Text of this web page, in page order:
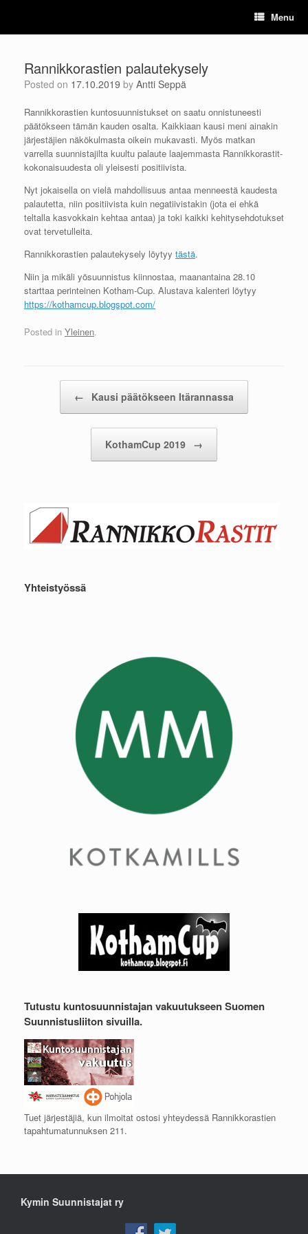
content
Menu
Rannikkorastien palautekysely
Posted on 17.10.2019 by Antti Seppä
Rannikkorastien kuntosuunnistukset on saatu onnistuneesti
päätökseen tämän kauden osalta. Kaikkiaan kausi meni ainakin
järjestäjien näkökulmasta oikein mukavasti. Myös matkan
varrella suunnistajilta kuultu palaute laajemmasta Rannikkorastit-
kokonaisuudesta oli yleisesti positiivista.
Nyt jokaisella on vielä mahdollisuus antaa menneestä kaudesta
palautetta, niin positiivista kuin negatiivistakin (jota ei ehkä
teltalla kasvokkain kehtaa antaa) ja toki kaikki kehitysehdotukset
ovat tervetulleita.
Rannikkorastien palautekysely löytyy tästä.
Niin ja mikäli yösuunnistus kiinnostaa, maanantaina 28.10
starttaa perinteinen Kotham-Cup. Alustava kalenteri löytyy
https://kothamcup.blogspot.com/
Posted in Yleinen.
← Kausi päätökseen Itärannassa
KothamCup 2019 →
Yhteistyössä
Tutustu kuntosuunnistajan vakuutukseen Suomen
Suunnistusliiton sivuilla.
Tuet järjestäjiä, kun ilmoitat ostosi yhteydessä Rannikkorastien
tapahtumatunnuksen 211.
Kymin Suunnistajat ry